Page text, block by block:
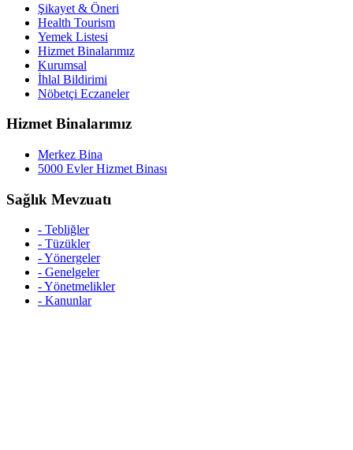
Şikayet & Öneri
Health Tourism
Yemek Listesi
Hizmet Binalarımız
Kurumsal
İhlal Bildirimi
Nöbetçi Eczaneler
Hizmet Binalarımız
Merkez Bina
5000 Evler Hizmet Binası
Sağlık Mevzuatı
- Tebliğler
- Tüzükler
- Yönergeler
- Genelgeler
- Yönetmelikler
- Kanunlar